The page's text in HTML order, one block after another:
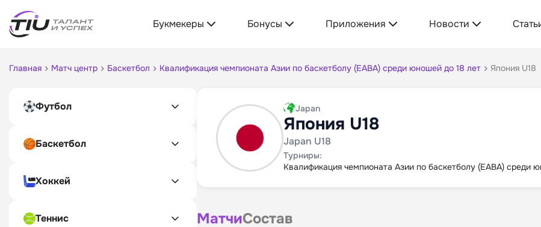
Букмекеры Бонусы Приложения Новости
Главная Матч центр Баскетбол Квалификация чемпионата Азии по баскетболу (EABA) среди юношей до 18 лет Япония U18
Футбол
Баскетбол
Хоккей
Теннис
Japan
Япония U18
Japan U18
Турниры:
Квалификация чемпионата Азии по баскетболу (EABA) среди
МатчиСостав